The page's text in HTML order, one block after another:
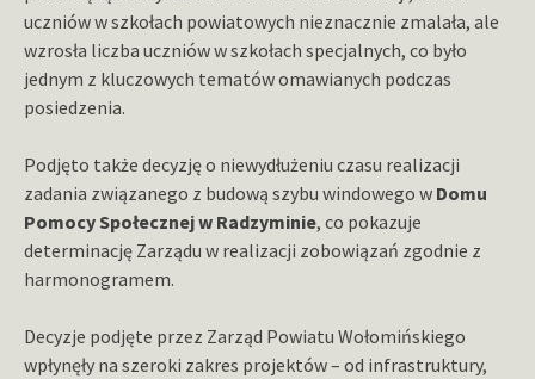
uczniów w szkołach powiatowych nieznacznie zmalała, ale
wzrosła liczba uczniów w szkołach specjalnych, co było
jednym z kluczowych tematów omawianych podczas
posiedzenia.
Podjęto także decyzję o niewydłużeniu czasu realizacji
zadania związanego z budową szybu windowego w Domu
Pomocy Społecznej w Radzyminie, co pokazuje
determinację Zarządu w realizacji zobowiązań zgodnie z
harmonogramem.
Decyzje podjęte przez Zarząd Powiatu Wołomińskiego
wpłynęły na szeroki zakres projektów – od infrastruktury,